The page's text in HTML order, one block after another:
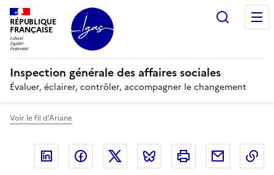
Panneau de gestion des cookies
RÉPUBLIQUE
FRANÇAISE
Inspection générale des affaires sociales
Évaluer, éclairer, contrôler, accompagner le changement
Voir le fil d'Ariane
Linkedin FacebookTwitter Bluesky Imprimer Courriel